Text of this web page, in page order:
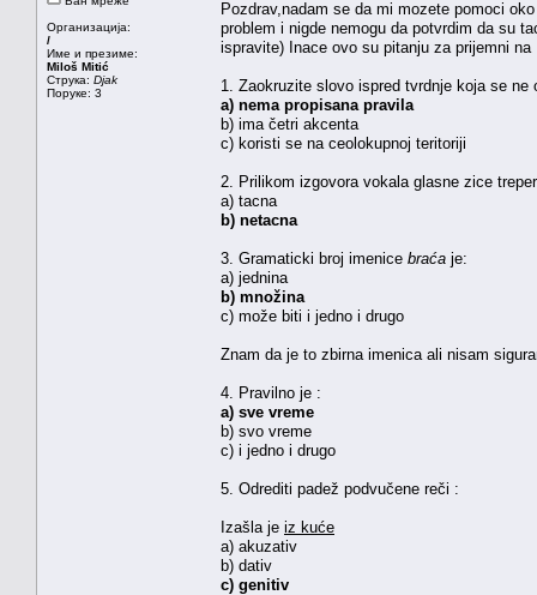
Организација:
/
Име и презиме:
Miloš Mitić
Струка: Djak
Поруке: 3
Pozdrav,nadam se da mi mozete pomoci
problem i nigde nemogu da potvrdim da su
ispravite) Inace ovo su pitanju za prijemni
1. Zaokruzite slovo ispred tvrdnje koja se ne
a) nema propisana pravila
b) ima četri akcenta
c) koristi se na ceolokupnoj teritoriji
2. Prilikom izgovora vokala glasne zice
a) tacna
b) netacna
3. Gramaticki broj imenice braća je:
a) jednina
b) množina
c) može biti i jedno i drugo
Znam da je to zbirna imenica ali nisam
4. Pravilno je :
a) sve vreme
b) svo vreme
c) i jedno i drugo
5. Odrediti padež podvučene reči :
Izašla je iz kuće
a) akuzativ
b) dativ
c) genitiv